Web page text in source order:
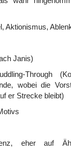
Aktionismus,
Janis)
Through
wobei die
er Strecke bleibt)
eher auf